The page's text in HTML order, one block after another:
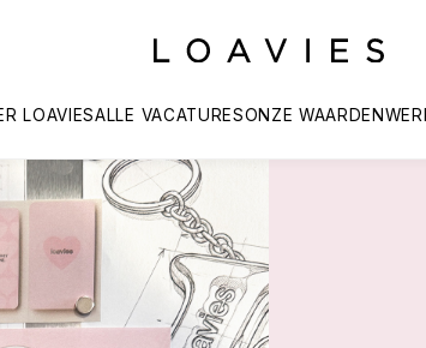
LOAVIESALLE VACATURESONZE WAARDEN